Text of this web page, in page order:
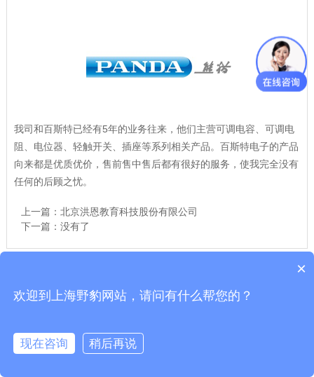
我司和百斯特已经有5年的业务往来，他们主营可调电容、可调电
阻、电位器、轻触开关、插座等系列相关产品。百斯特电子的产品
向来都是优质优价，售前售中售后都有很好的服务，使我完全没有
任何的后顾之忧。
上一篇： 北京洪恩教育科技股份有限公司
下一篇：没有了
沪ICP备10206185号-42
×
欢迎到上海野豹网站，请问有什么帮您的？
现在咨询
稍后再说
在线咨询